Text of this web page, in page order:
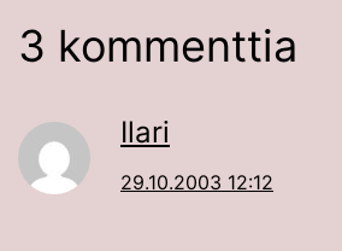
3 kommenttia
Ilari
29.10.2003 12:12